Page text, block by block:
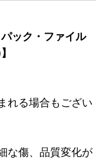
ック・ファイル
れる場合もござい
な傷、品質変化が